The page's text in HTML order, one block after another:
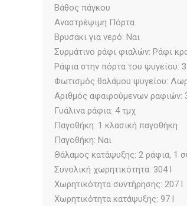
Βάθος πάγκου
Αναστρέψιμη Πόρτα
Βρυσάκι για νερό: Ναι
Συρμάτινο ράφι φιαλών: Ράφι
Ράφια στην πόρτα του ψυγείου:
Φωτισμός θαλάμου ψυγείου:
Αριθμός αφαιρούμενων ραφιών:
Γυάλινα ράφια: 4 τμχ
Παγοθήκη: 1 κλασική παγοθήκη
Παγοθήκη: Ναι
Θάλαμος κατάψυξης: 2 ράφια, 1
Συνολική χωρητικότητα: 304 l
Χωρητικότητα συντήρησης: 207 l
Χωρητικότητα κατάψυξης: 97 l